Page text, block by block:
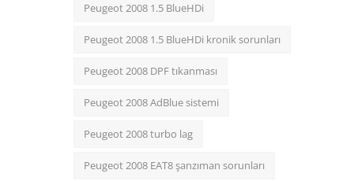
Peugeot 2008 1.5 BlueHDi
Peugeot 2008 1.5 BlueHDi kronik sorunları
Peugeot 2008 DPF tıkanması
Peugeot 2008 AdBlue sistemi
Peugeot 2008 turbo lag
Peugeot 2008 EAT8 şanzıman sorunları